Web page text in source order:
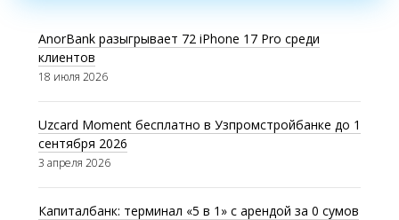
AnorBank разыгрывает 72 iPhone 17 Pro среди
клиентов
18 июля 2026
Uzcard Moment бесплатно в Узпромстройбанке до 1
сентября 2026
3 апреля 2026
Капиталбанк: терминал «5 в 1» с арендой за 0 сумов